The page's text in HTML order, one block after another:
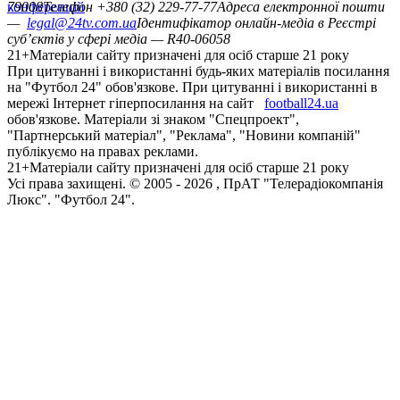
конференцій
79008Телефон +380 (32) 229-77-77Адреса електронної пошти
— legal@24tv.com.uaІдентифікатор онлайн-медіа в Реєстрі
суб’єктів у сфері медіа — R40-06058
21+Матеріали сайту призначені для осіб старше 21 року
При цитуванні і використанні будь-яких матеріалів посилання
на "Футбол 24" обов'язкове. При цитуванні і використанні в
мережі Інтернет гіперпосилання на сайт
football24.ua
обов'язкове. Матеріали зі знаком "Спецпроект",
"Партнерський матеріал", "Реклама", "Новини компаній"
публікуємо на правах реклами.
21+Матеріали сайту призначені для осіб старше 21 року
Усi права захищенi. © 2005 - 2026 , ПрАТ "Телерадіокомпанія
Люкс". "Футбол 24".